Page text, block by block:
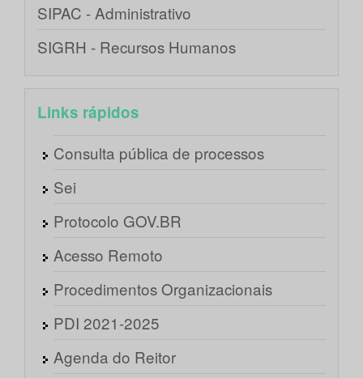
SIPAC - Administrativo
SIGRH - Recursos Humanos
Links rápidos
Consulta pública de processos
Sei
Protocolo GOV.BR
Acesso Remoto
Procedimentos Organizacionais
PDI 2021-2025
Agenda do Reitor